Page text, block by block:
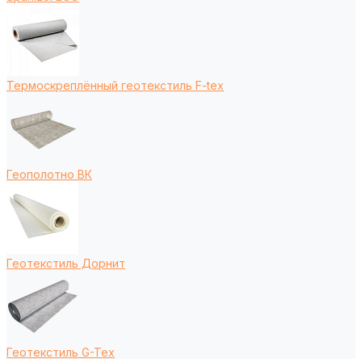
Термоскреплённый геотекстиль F-tex
Геополотно ВК
Геотекстиль Дорнит
Геотекстиль G-Tex